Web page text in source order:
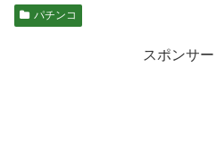
パチンコ
スポンサ